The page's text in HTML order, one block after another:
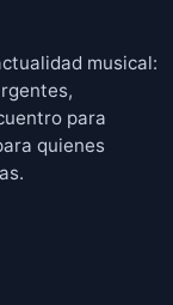
musical:
para
quienes